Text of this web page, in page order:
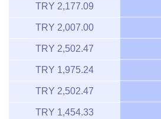
2,177.09 TRY
2,007.00 TRY
2,502.47 TRY
1,975.24 TRY
2,502.47 TRY
1,454.33 TRY